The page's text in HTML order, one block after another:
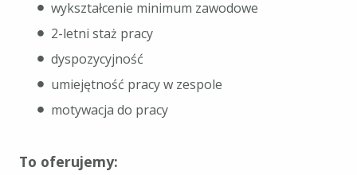
wykształcenie minimum zawodowe
2-letni staż pracy
dyspozycyjność
umiejętność pracy w zespole
motywacja do pracy
To oferujemy: